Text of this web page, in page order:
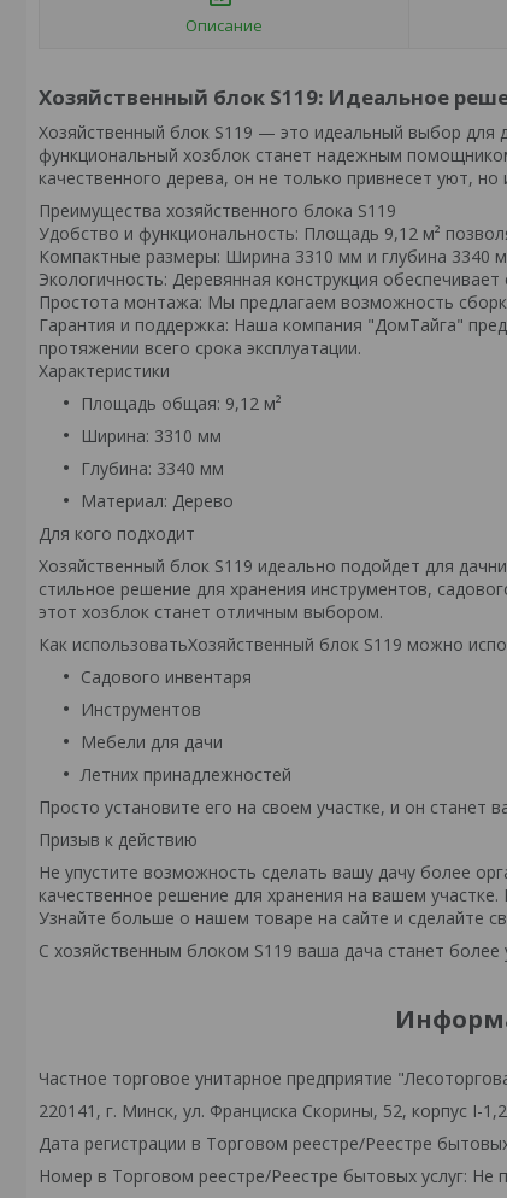
Описание
Хозяйственный блок S119: Идеальное
Хозяйственный блок S119 — это идеальный выбор для
функциональный хозблок станет надежным
качественного дерева, он не только привнесет уют, но
Преимущества хозяйственного блока S119
Удобство и функциональность: Площадь 9,12 м²
Компактные размеры: Ширина 3310 мм и глубина 3340
Экологичность: Деревянная конструкция
Простота монтажа: Мы предлагаем возможность
Гарантия и поддержка: Наша компания "ДомТайга"
протяжении всего срока эксплуатации.
Характеристики
Площадь общая: 9,12 м²
Ширина: 3310 мм
Глубина: 3340 мм
Материал: Дерево
Для кого подходит
Хозяйственный блок S119 идеально подойдет для
стильное решение для хранения инструментов,
этот хозблок станет отличным выбором.
Как использоватьХозяйственный блок S119 можно
Садового инвентаря
Инструментов
Мебели для дачи
Летних принадлежностей
Просто установите его на своем участке, и он
Призыв к действию
Не упустите возможность сделать вашу дачу более
качественное решение для хранения на вашем
Узнайте больше о нашем товаре на сайте и сделайте
С хозяйственным блоком S119 ваша дача станет
Частное торговое унитарное предприятие
220141, г. Минск, ул. Франциска Скорины, 52, корпус I-
Дата регистрации в Торговом реестре/Реестре
Номер в Торговом реестре/Реестре бытовых услуг: Не